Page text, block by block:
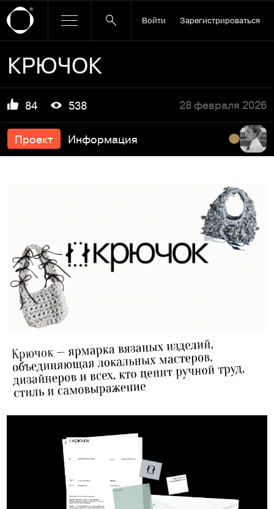
Войти Зарегистрироваться
КРЮЧОК
84 538 28 февраля 2026
Проект Информация